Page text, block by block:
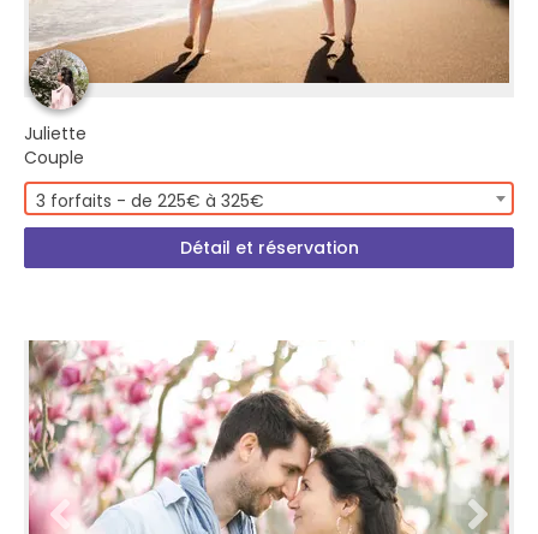
Juliette
Couple
3 forfaits - de 225€ à 325€
Détail et réservation